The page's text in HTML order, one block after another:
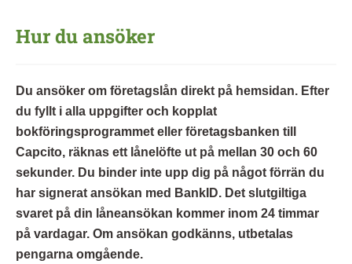
Hur du ansöker
Du ansöker om företagslån direkt på hemsidan. Efter
du fyllt i alla uppgifter och kopplat
bokföringsprogrammet eller företagsbanken till
Capcito, räknas ett lånelöfte ut på mellan 30 och 60
sekunder. Du binder inte upp dig på något förrän du
har signerat ansökan med BankID. Det slutgiltiga
svaret på din låneansökan kommer inom 24 timmar
på vardagar. Om ansökan godkänns, utbetalas
pengarna omgående.